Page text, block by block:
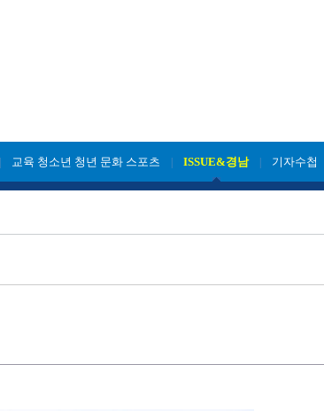
교육 청소년 청년 문화 스포츠 ISSUE&경남 기자수첩